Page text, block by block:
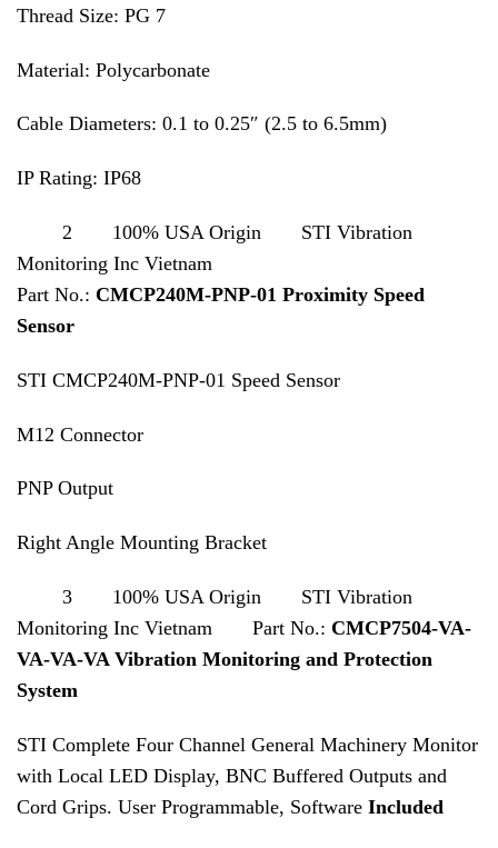
Thread Size: PG 7
Material: Polycarbonate
Cable Diameters: 0.1 to 0.25″ (2.5 to 6.5mm)
IP Rating: IP68
2 100% USA Origin STI Vibration
Monitoring Inc Vietnam
Part No.: CMCP240M-PNP-01 Proximity Speed
Sensor
STI CMCP240M-PNP-01 Speed Sensor
M12 Connector
PNP Output
Right Angle Mounting Bracket
3 100% USA Origin STI Vibration
Monitoring Inc Vietnam Part No.: CMCP7504-VA-
VA-VA-VA Vibration Monitoring and Protection
System
STI Complete Four Channel General Machinery Monitor
with Local LED Display, BNC Buffered Outputs and
Cord Grips. User Programmable, Software Included